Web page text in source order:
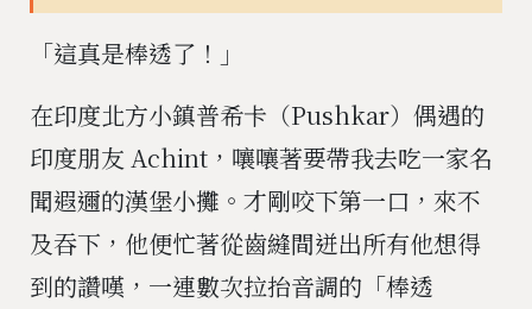
「這真是棒透了！」
在印度北方小鎮普希卡（Pushkar）偶遇的
印度朋友 Achint，嚷嚷著要帶我去吃一家名
聞遐邇的漢堡小攤。才剛咬下第一口，來不
及吞下，他便忙著從齒縫間迸出所有他想得
到的讚嘆，一連數次拉抬音調的「棒透